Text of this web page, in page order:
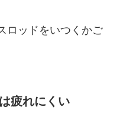
ロッドをいつくかご
疲れにくい